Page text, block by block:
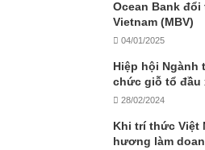
Ocean Bank
Vietnam (MBV)
04/01/2025
Hiệp hội Ngành
chức giỗ tổ đầu
28/02/2024
Khi trí thức Việt
hương làm